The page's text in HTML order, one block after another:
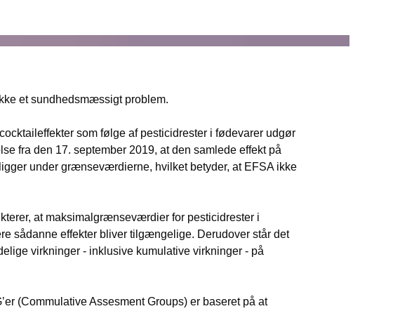
et sundhedsmæssigt problem.
som følge af pesticidrester i fødevarer udgør
fra den 17. september 2019, at den samlede effekt på
under grænseværdierne, hvilket betyder, at EFSA ikke
at maksimalgrænseværdier for pesticidrester i
sådanne effekter bliver tilgængelige. Derudover står det
virkninger - inklusive kumulative virkninger - på
(Commulative Assesment Groups) er baseret på at